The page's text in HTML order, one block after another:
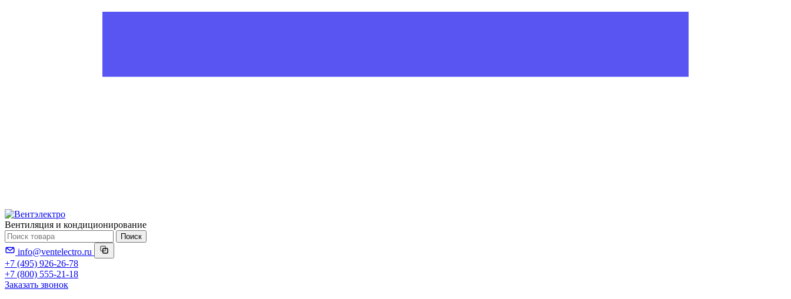
Вентиляция и кондиционирование
Поиск
info@ventelectro.ru
+7 (495) 926-26-78
+7 (800) 555-21-18
Заказать звонок